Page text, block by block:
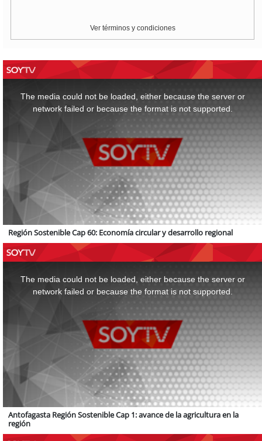
Ver términos y condiciones
The media could not be loaded, either because the server or
network failed or because the format is not supported.
Región Sostenible Cap 60: Economía circular y desarrollo regional
The media could not be loaded, either because the server or
network failed or because the format is not supported.
Antofagasta Región Sostenible Cap 1: avance de la agricultura en la
región